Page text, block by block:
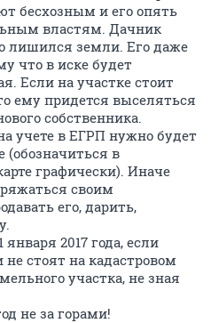
бесхозным и его опять
властям. Дачник
лишился земли. Его даже
что в иске будет
Если на участке стоит
ему придется выселяться
собственника.
учете в ЕГРП нужно будет
в
графически). Иначе
своим
его, дарить,
2017 года, если
стоят на кадастровом
участка, не зная
не за горами!